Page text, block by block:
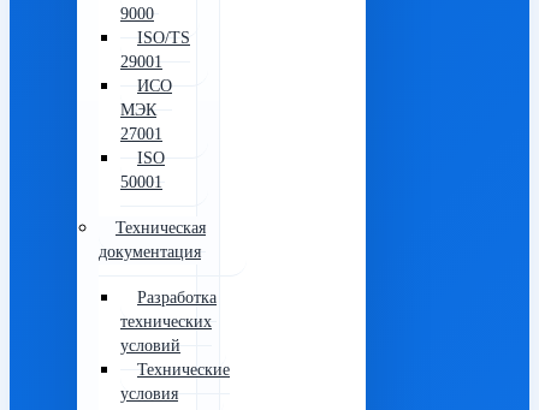
9000
ISO/TS
29001
ИСО
МЭК
27001
ISO
50001
Техническая
документация
Разработка
технических
условий
Технические
условия